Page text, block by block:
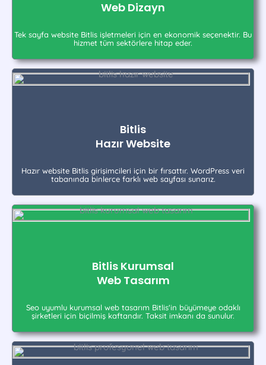
Web Dizayn
Tek sayfa website Bitlis işletmeleri için en ekonomik seçenektir. Bu
hizmet tüm sektörlere hitap eder.
Bitlis
Hazır Website
Hazır website Bitlis girişimcileri için bir fırsattır. WordPress veri
tabanında binlerce farklı web sayfası sunarız.
Bitlis Kurumsal
Web Tasarım
Seo uyumlu kurumsal web tasarım Bitlis'in büyümeye odaklı
şirketleri için biçilmiş kaftandır. Taksit imkanı da sunulur.